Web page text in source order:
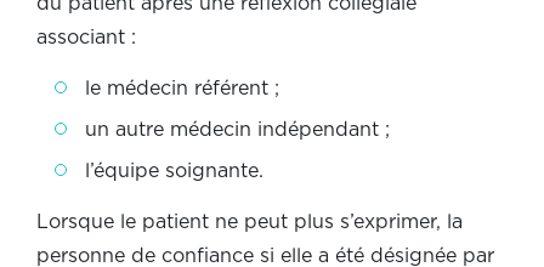
associant :
le médecin référent ;
un autre médecin indépendant ;
l’équipe soignante.
Lorsque le patient ne peut plus s’exprimer, la
personne de confiance si elle a été désignée par